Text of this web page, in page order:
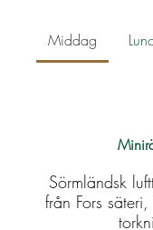
Middag
Sörmländsk
från Fors